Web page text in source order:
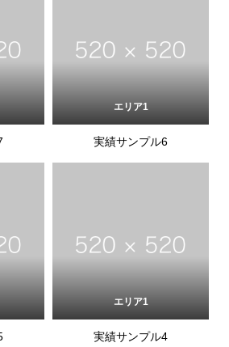
エリア1
実績サンプル6
エリア1
実績サンプル4